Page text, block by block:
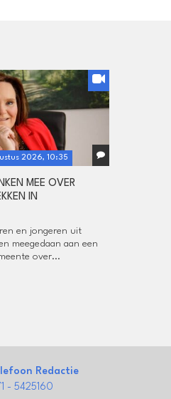
2026, 10:35
MEE OVER
IN
en jongeren uit
meegedaan aan een
over...
Redactie
- 5425160